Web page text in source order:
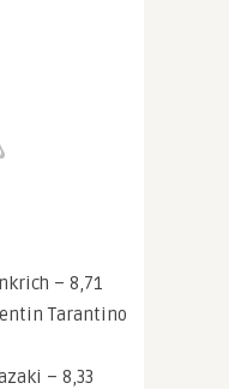
– 8,71
Tarantino
– 8,33